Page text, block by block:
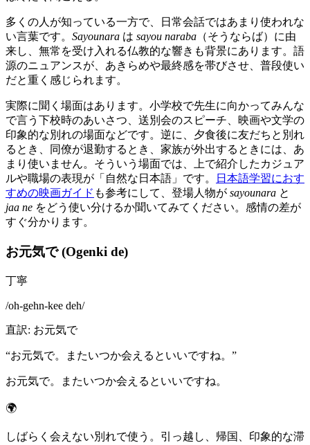
多くの人が知っている一方で、日常会話ではあまり使われな
い言葉です。 Sayounara は sayou naraba （そうならば）に由
来し、無常を受け入れる仏教的な響きも背景にあります。語
源のニュアンスが、あきらめや最終感を帯びさせ、普段使い
だと重く感じられます。
実際に聞く場面はあります。小学校で先生に向かってみんな
で言う下校時のあいさつ、送別会のスピーチ、映画や文学の
印象的な別れの場面などです。逆に、夕食後に友だちと別れ
るとき、同僚が退勤するとき、家族が外出するときには、あ
まり使いません。そういう場面では、上で紹介したカジュア
ルや職場の表現が「自然な日本語」です。
日本語学習におす
すめの映画ガイド も参考にして、登場人物が sayounara と
jaa ne をどう使い分けるか聞いてみてください。感情の差が
すぐ分かります。
お元気で (Ogenki de)
丁寧
/oh-gehn-kee deh/
直訳: お元気で
“お元気で。またいつか会えるといいですね。 ”
お元気で。またいつか会えるといいですね。
🌍
しばらく会えない別れで使う。引っ越し、帰国、印象的な滞